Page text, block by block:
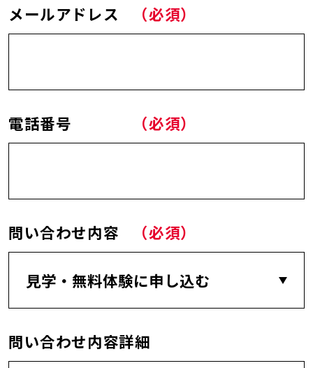
メールアドレス （必須）
電話番号 （必須）
問い合わせ内容 （必須）
問い合わせ内容詳細